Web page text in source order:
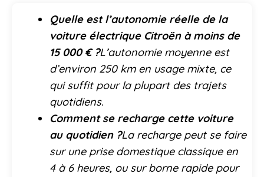
Quelle est l’autonomie réelle de la
voiture électrique Citroën à moins de
15 000 € ?L’autonomie moyenne est
d’environ 250 km en usage mixte, ce
qui suffit pour la plupart des trajets
quotidiens.
Comment se recharge cette voiture
au quotidien ?La recharge peut se faire
sur une prise domestique classique en
4 à 6 heures, ou sur borne rapide pour